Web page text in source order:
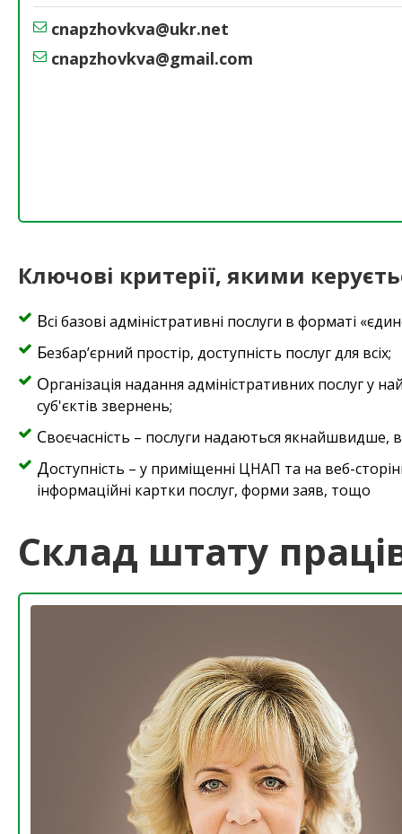
cnapzhovkva@ukr.net
cnapzhovkva@gmail.com
Ключові критерії, якими
всі базові адміністративні послуги в форматі
безбар’єрний простір, доступність послуг для всіх;
Організація надання адміністративних послуг у найкоротший строк та за мінімальної кількості відвідувань
суб'єктів звернень;
своєчасність – послуги надаються
доступність – у приміщенні ЦНАП та на веб-сторінці розміщено актуальну та зручну інформацію, в т.ч.
інформаційні картки послуг, форми заяв, тощо
Склад штату